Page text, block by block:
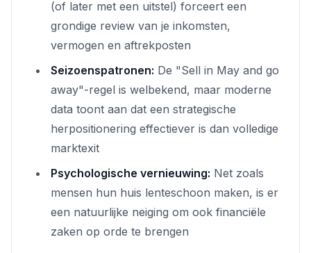
(of later met een uitstel) forceert een
grondige review van je inkomsten,
vermogen en aftrekposten
Seizoenspatronen: De "Sell in May and go
away"-regel is welbekend, maar moderne
data toont aan dat een strategische
herpositionering effectiever is dan volledige
marktexit
Psychologische vernieuwing: Net zoals
mensen hun huis lenteschoon maken, is er
een natuurlijke neiging om ook financiële
zaken op orde te brengen